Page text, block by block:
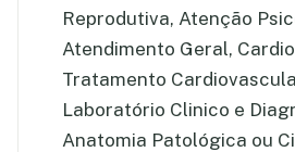
Reprodutiva, Atenção
Atendimento Geral,
Tratamento
Laboratório Clinico e
Anatomia Patológica ou